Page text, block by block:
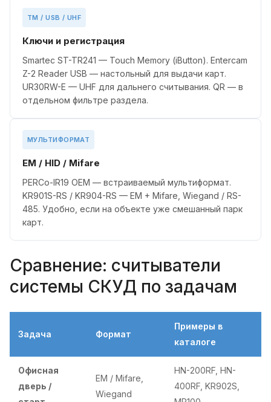
TM / USB / UHF
Ключи и регистрация
Smartec ST-TR241 — Touch Memory (iButton). Entercam
Z-2 Reader USB — настольный для выдачи карт.
UR30RW-E — UHF для дальнего считывания. QR — в
отдельном фильтре раздела.
МУЛЬТИФОРМАТ
EM / HID / Mifare
PERCo-IR19 OEM — встраиваемый мультиформат.
KR901S-RS / KR904-RS — EM + Mifare, Wiegand / RS-
485. Удобно, если на объекте уже смешанный парк
карт.
Сравнение: считыватели
системы СКУД по задачам
Задача Формат
Примеры в
каталоге
Офисная
дверь /
EM / Mifare,
Wiegand
HN-200RF, HN-
400RF, KR902S,